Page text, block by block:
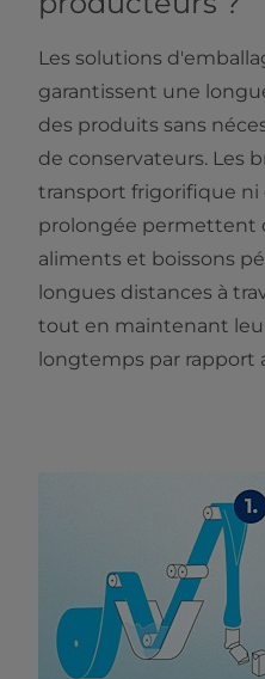
Les solutions
garantissent une
des produits sans
de conservateurs. Les
transport frigorifique ni
prolongée permettent
aliments et boissons
longues distances à
tout en maintenant
longtemps par rapport